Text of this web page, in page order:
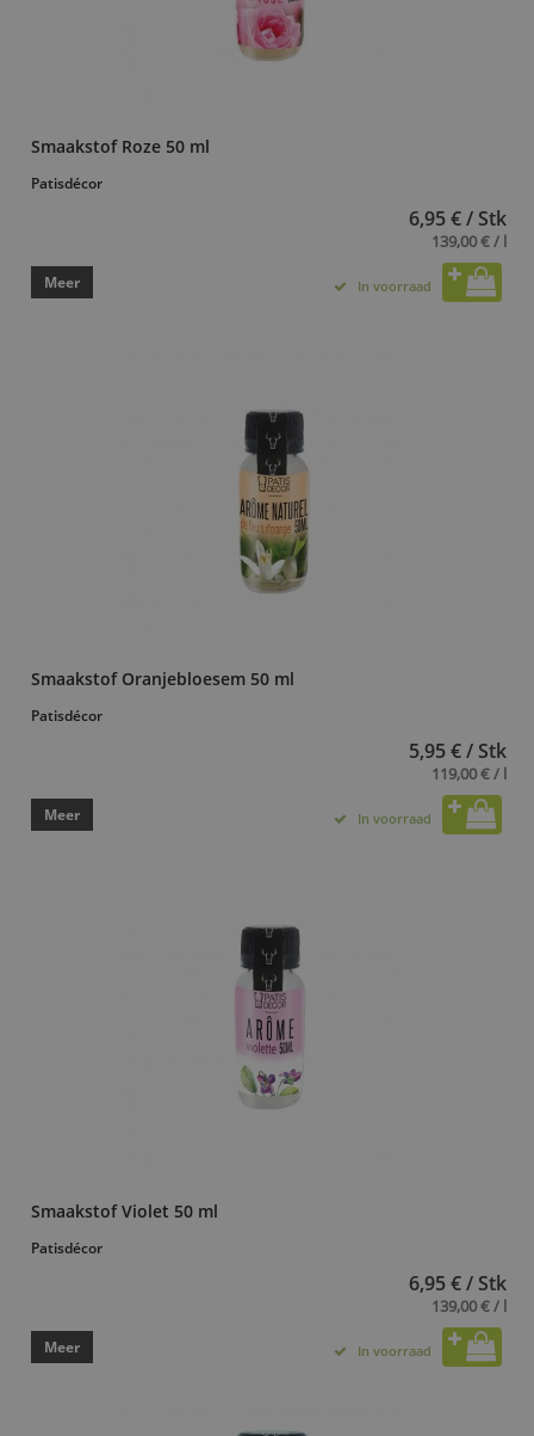
Smaakstof Roze 50 ml
Patisdécor
6,95 € / Stk
139,00 € / l
Meer In voorraad
Smaakstof Oranjebloesem 50 ml
Patisdécor
5,95 € / Stk
119,00 € / l
Meer In voorraad
Smaakstof Violet 50 ml
Patisdécor
6,95 € / Stk
139,00 € / l
Meer In voorraad